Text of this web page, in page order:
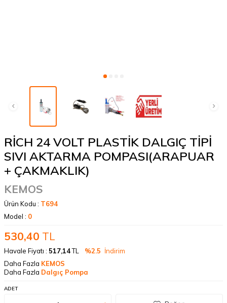
RİCH 24 VOLT PLASTİK DALGIÇ TİPİ
SIVI AKTARMA POMPASI(ARAPUAR
+ ÇAKMAKLIK)
KEMOS
Ürün Kodu : T694
Model : 0
530,40 TL
Havale Fiyatı : 517,14TL %2.5 İndirim
Daha Fazla KEMOS
Daha Fazla Dalgıç Pompa
ADET